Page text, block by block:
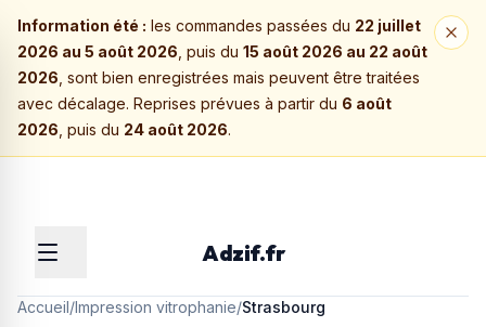
Information été : les commandes passées du 22 juillet
2026 au 5 août 2026 , puis du 15 août 2026 au 22 août
2026 , sont bien enregistrées mais peuvent être traitées
avec décalage. Reprises prévues à partir du 6 août
2026 , puis du 24 août 2026.
Adzif.fr
Accueil/Impression vitrophanie/Strasbourg